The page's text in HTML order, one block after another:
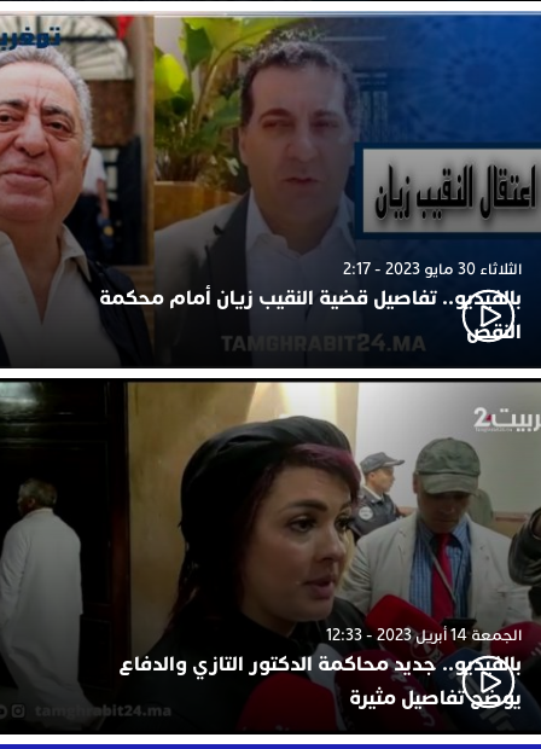
الثلاثاء 30 مايو 2023 - 2:17
بالفيديو.. تفاصيل قضية النقيب زيان أمام محكمة
النقض
الجمعة 14 أبريل 2023 - 12:33
بالفيديو.. جديد محاكمة الدكتور التازي والدفاع
يوضح تفاصيل مثيرة